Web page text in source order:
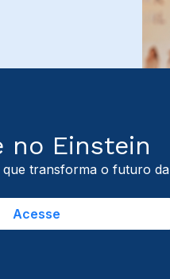
no Einstein
transforma o futuro da
Acesse